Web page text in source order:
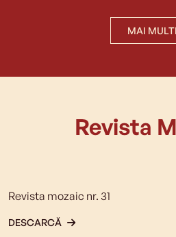
MAI
Revista
Revista mozaic nr. 31
DESCARCĂ